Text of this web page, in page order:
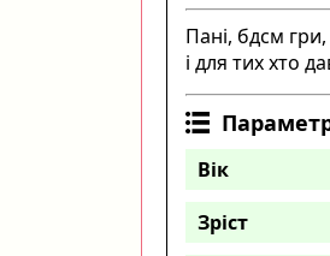
Пані, бдсм
і для тих хто
Вік
Зріст